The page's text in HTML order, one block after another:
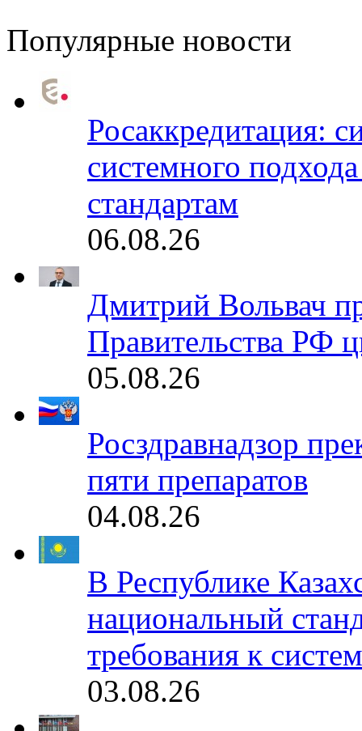
Популярные новости
Росаккредитация:
системного
стандартам
06.08.26
Дмитрий Вольвач
Правительства РФ
05.08.26
Росздравнадзор
пяти препаратов
04.08.26
В Республике
национальный
требования к
03.08.26